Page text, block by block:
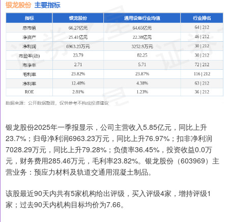
银龙股份2025年一季报显示，公司主营收入5.85亿元，同比上升
23.7%；归母净利润6963.23万元，同比上升76.97%；扣非净利润
7028.29万元，同比上升79.28%；负债率36.45%，投资收益0.0万
元，财务费用285.46万元，毛利率23.82%。银龙股份（603969）主
营业务：预应力材料及轨道交通用混凝土制品。
该股最近90天内共有5家机构给出评级，买入评级4家，增持评级1
家；过去90天内机构目标均价为7.66。